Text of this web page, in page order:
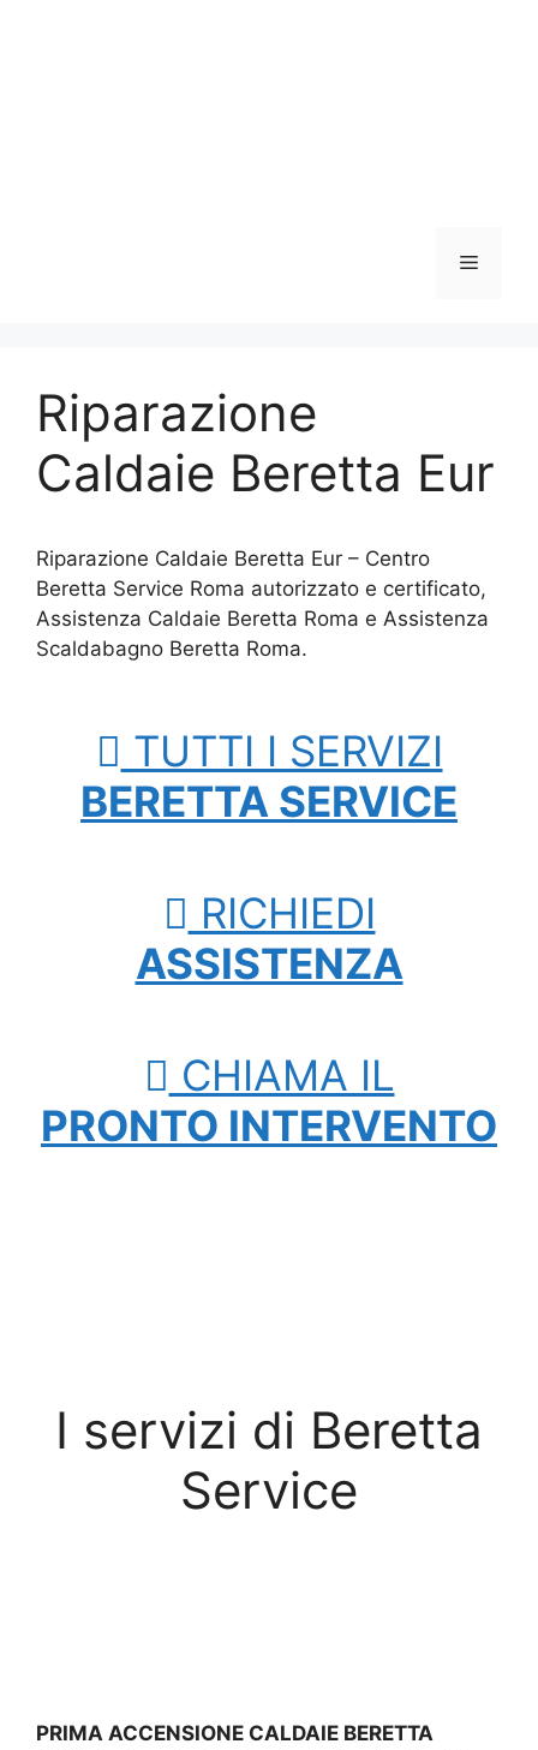
Menu
Riparazione
Caldaie Beretta Eur
Riparazione Caldaie Beretta Eur – Centro
Beretta Service Roma autorizzato e certificato,
Assistenza Caldaie Beretta Roma e Assistenza
Scaldabagno Beretta Roma.
TUTTI I SERVIZI
BERETTA SERVICE
RICHIEDI
ASSISTENZA
CHIAMA IL
PRONTO INTERVENTO
I servizi di Beretta
Service
PRIMA ACCENSIONE CALDAIE BERETTA